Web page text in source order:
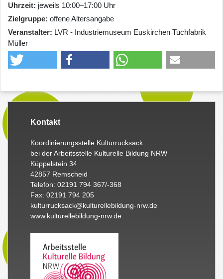
Uhrzeit jeweils 10:00–17:00 Uhr
Zielgruppe offene Altersangabe
Veranstalter LVR - Industriemuseum Euskirchen Tuchfabrik
Müller
Kontakt
Koordinierungsstelle Kulturrucksack
bei der Arbeitsstelle Kulturelle Bildung NRW
Küppelstein 34
42857 Remscheid
Telefon: 02191 794 367/-368
Fax: 02191 794 205
kulturrucksack@kulturellebildung-nrw.de
www.kulturellebildung-nrw.de